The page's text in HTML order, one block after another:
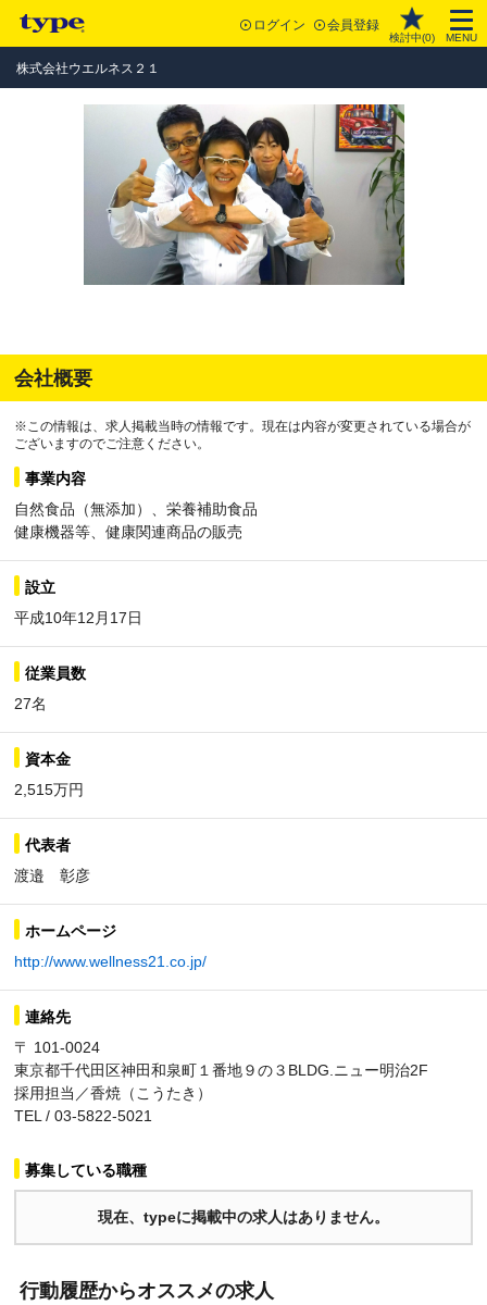
ログイン 会員登録
検討中(0) MENU
株式会社ウエルネス２１
会社概要
※この情報は、求人掲載当時の情報です。現在は内容が変更されている場合が
ございますのでご注意ください。
事業内容
自然食品（無添加）、栄養補助食品
健康機器等、健康関連商品の販売
設立
平成10年12月17日
従業員数
27名
資本金
2,515万円
代表者
渡邉 彰彦
ホームページ
http://www.wellness21.co.jp/
連絡先
〒 101-0024
東京都千代田区神田和泉町１番地９の３BLDG.ニュー明治2F
採用担当／香焼（こうたき）
TEL / 03-5822-5021
募集している職種
現在、typeに掲載中の求人はありません。
行動履歴からオススメの求人